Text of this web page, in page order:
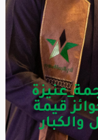
قيمة
والكبار